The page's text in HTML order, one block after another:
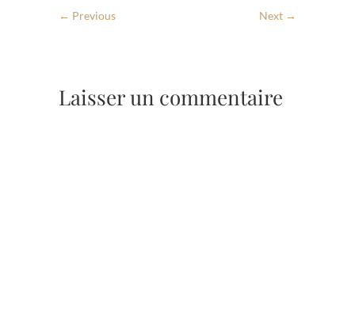
← Previous Next →
Laisser un commentaire